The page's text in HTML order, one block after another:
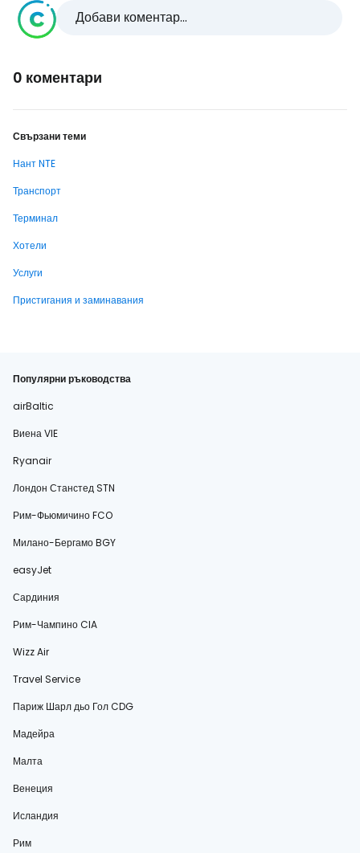
Добави коментар...
0 коментари
Свързани теми
Нант NTE
Транспорт
Терминал
Хотели
Услуги
Пристигания и заминавания
Популярни ръководства
airBaltic
Виена VIE
Ryanair
Лондон Станстед STN
Рим-Фьюмичино FCO
Милано-Бергамо BGY
easyJet
Сардиния
Рим-Чампино CIA
Wizz Air
Travel Service
Париж Шарл дьо Гол CDG
Мадейра
Малта
Венеция
Исландия
Рим